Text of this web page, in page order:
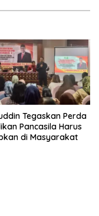
Tegaskan Perda
Pancasila Harus
di Masyarakat